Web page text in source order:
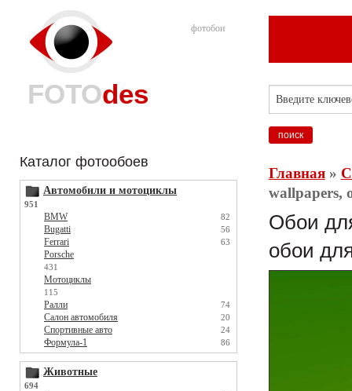
фотобои
FOTOdes
Каталог фотообоев
Автомобили и мотоциклы
951
BMW 82
Bugatti 56
Ferrari 63
Porsche
431
Мотоциклы
115
Ралли 74
Салон автомобиля 20
Спортивные авто 24
Формула-1 86
Животные
694
Главная»
wallpapers,
Обои
обои